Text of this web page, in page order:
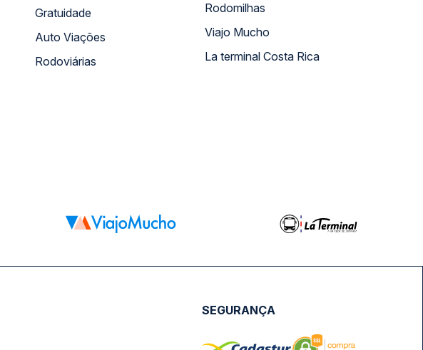
Gratuidade
Auto Viações
Rodoviárias
Rodomilhas
Viajo Mucho
La terminal Costa Rica
SEGURANÇA